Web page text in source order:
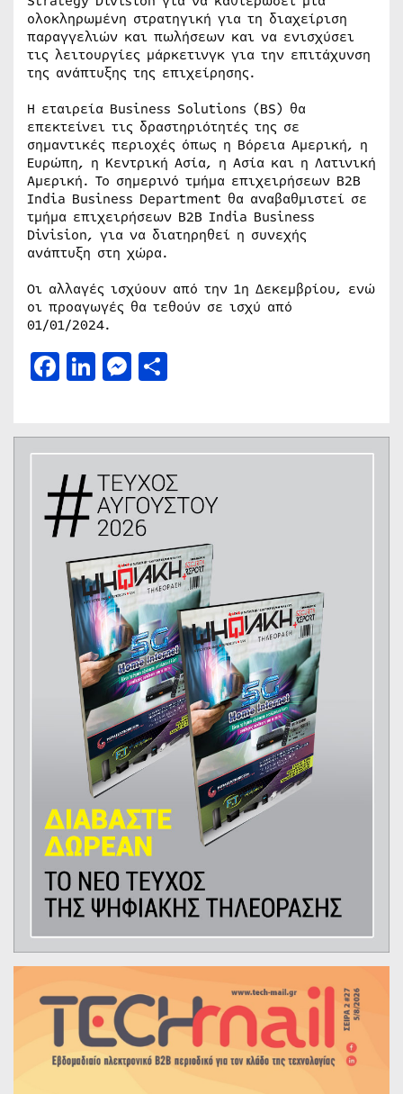
ολοκληρωμένη στρατηγική για τη διαχείριση
παραγγελιών και πωλήσεων και να ενισχύσει
τις λειτουργίες μάρκετινγκ για την επιτάχυνση
της ανάπτυξης της επιχείρησης.
Η εταιρεία Business Solutions (BS) θα
επεκτείνει τις δραστηριότητές της σε
σημαντικές περιοχές όπως η Βόρεια Αμερική, η
Ευρώπη, η Κεντρική Ασία, η Ασία και η Λατινική
Αμερική. Το σημερινό τμήμα επιχειρήσεων B2B
India Business Department θα αναβαθμιστεί σε
τμήμα επιχειρήσεων B2B India Business
Division, για να διατηρηθεί η συνεχής
ανάπτυξη στη χώρα.
Οι αλλαγές ισχύουν από την 1η Δεκεμβρίου, ενώ
οι προαγωγές θα τεθούν σε ισχύ από
01/01/2024.
Facebook
LinkedIn
Messenger